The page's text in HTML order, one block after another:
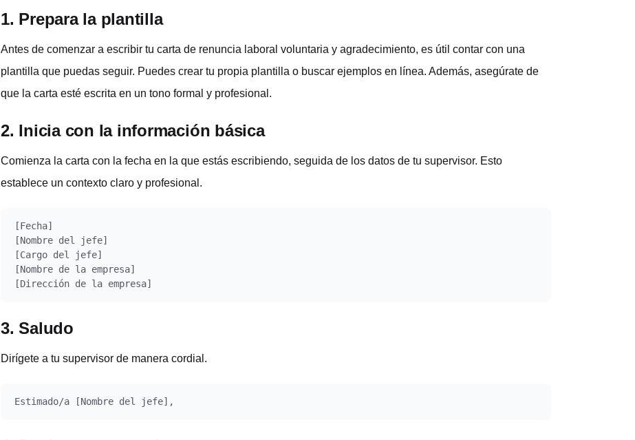
1. Prepara la plantilla
Antes de comenzar a escribir tu carta de renuncia laboral voluntaria y agradecimiento, es útil contar con una
plantilla que puedas seguir. Puedes crear tu propia plantilla o buscar ejemplos en línea. Además, asegúrate de
que la carta esté escrita en un tono formal y profesional.
2. Inicia con la información básica
Comienza la carta con la fecha en la que estás escribiendo, seguida de los datos de tu supervisor. Esto
establece un contexto claro y profesional.
[Fecha]
[Nombre del jefe]
[Cargo del jefe]
[Nombre de la empresa]
3. Saludo
Dirígete a tu supervisor de manera cordial.